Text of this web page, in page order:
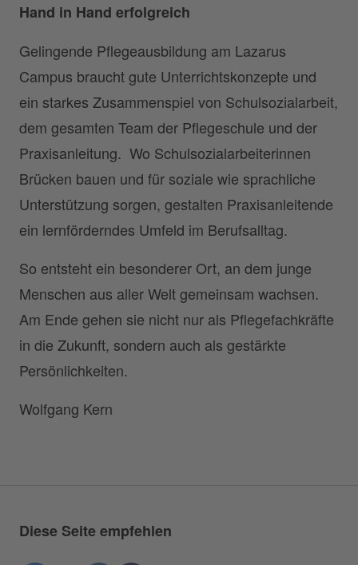
Hand in Hand erfolgreich
Gelingende Pflegeausbildung am Lazarus
Campus braucht gute Unterrichtskonzepte und
ein starkes Zusammenspiel von Schulsozialarbeit,
dem gesamten Team der Pflegeschule und der
Praxisanleitung. Wo Schulsozialarbeiterinnen
Brücken bauen und für soziale wie sprachliche
Unterstützung sorgen, gestalten Praxisanleitende
ein lernförderndes Umfeld im Berufsalltag.
So entsteht ein besonderer Ort, an dem junge
Menschen aus aller Welt gemeinsam wachsen.
Am Ende gehen sie nicht nur als Pflegefachkräfte
in die Zukunft, sondern auch als gestärkte
Persönlichkeiten.
Wolfgang Kern
Diese Seite empfehlen